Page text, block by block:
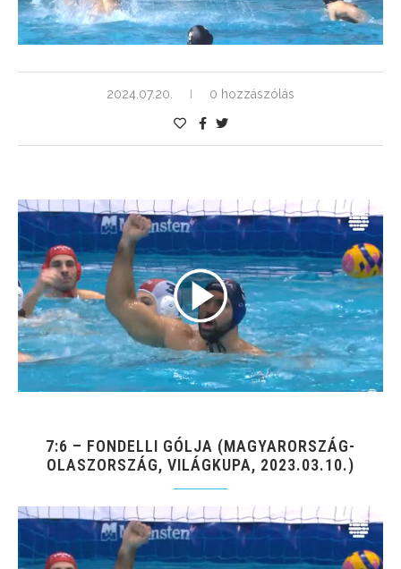
2024.07.20. 0 hozzászólás
7:6 – FONDELLI GÓLJA (MAGYARORSZÁG-
OLASZORSZÁG, VILÁGKUPA, 2023.03.10.)